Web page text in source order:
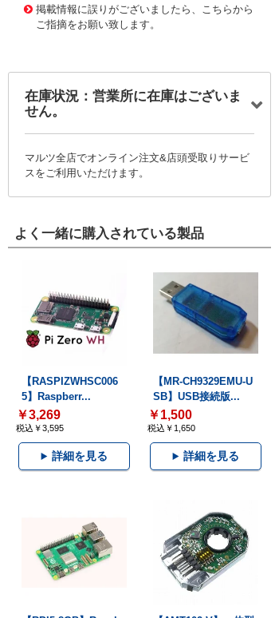
掲載情報に誤りがございましたら、こちらから
ご指摘をお願い致します。
在庫状況：営業所に在庫はございま
せん。
マルツ全店でオンライン注文&店頭受取りサービ
スをご利用いただけます。
よく一緒に購入されている製品
【RASPIZWHSC006
5】Raspberr...
￥3,269
税込￥3,595
詳細を見る
【MR-CH9329EMU-U
SB】USB接続版...
￥1,500
税込￥1,650
詳細を見る